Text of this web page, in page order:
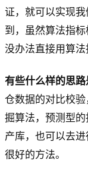
证，就可以实现
到，虽然算法指
没办法直接用算法
有些什么样的思路
仓数据的对比校
掘算法，预测型
产库，也可以去
很好的方法。